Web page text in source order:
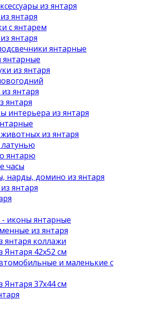
из янтаря
янтаря
с янтарем
янтаря
янтарные
из янтаря
янтаря
янтаря
интерьера из янтаря
из янтаря
латунью
янтарю
часы
нарды, домино из янтаря
янтаря
иконы янтарные
из янтаря
янтаря коллажи
Янтаря 42х52 см
и маленькие с
Янтаря 37х44 см